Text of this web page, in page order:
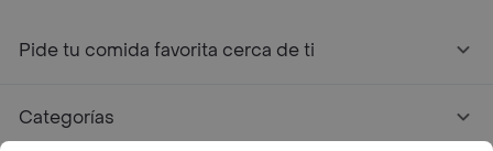
Pide tu comida favorita cerca de ti
Categorías